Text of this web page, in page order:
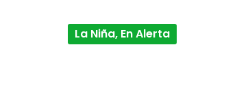
La Niña, En Alerta